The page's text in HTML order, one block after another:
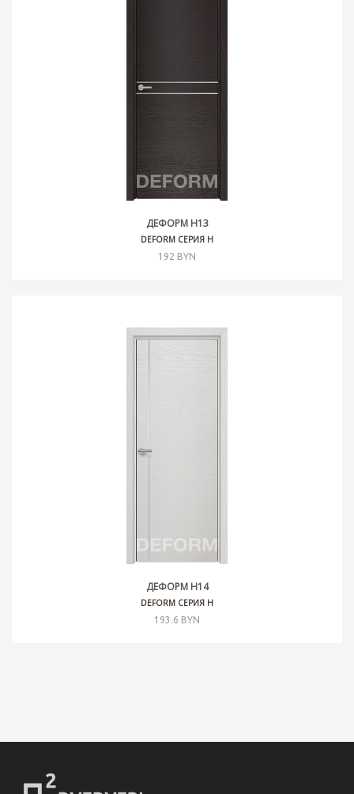
ДЕФОРМ H13
DEFORM СЕРИЯ H
192 BYN
ДЕФОРМ H14
DEFORM СЕРИЯ H
193.6 BYN